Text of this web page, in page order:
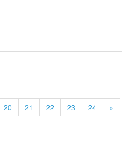
20 21 22 23 24 »